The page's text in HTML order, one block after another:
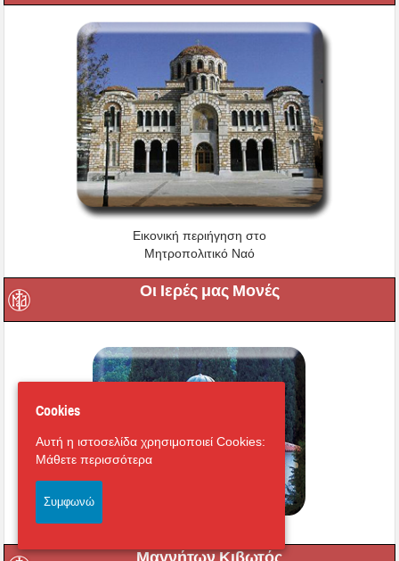
Εικονική περιήγηση στο
Μητροπολιτικό Ναό
Οι Ιερές μας Μονές
Cookies
Αυτή η ιστοσελίδα χρησιμοποιεί Cookies:
Μάθετε περισσότερα
Συμφωνώ